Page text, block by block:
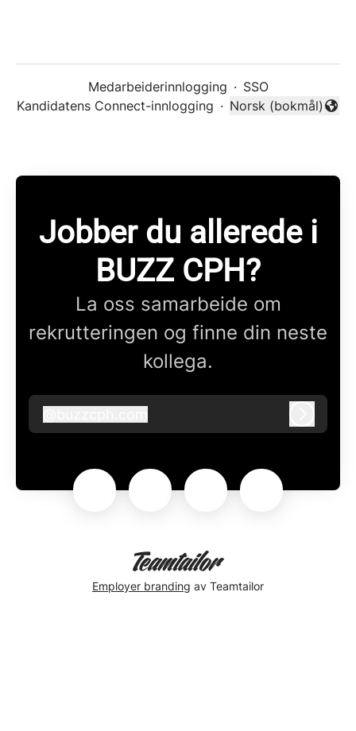
Medarbeiderinnlogging · SSO
Kandidatens Connect-innlogging ·
Endre språk
Norsk (bokmål)
Jobber du allerede i
BUZZ CPH?
La oss samarbeide om
rekrutteringen og finne din neste
kollega.
buzzcph.com
Employer branding av Teamtailor